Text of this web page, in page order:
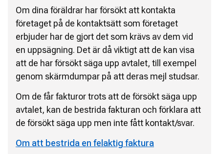
Om dina föräldrar har försökt att kontakta
företaget på de kontaktsätt som företaget
erbjuder har de gjort det som krävs av dem vid
en uppsägning. Det är då viktigt att de kan visa
att de har försökt säga upp avtalet, till exempel
genom skärmdumpar på att deras mejl studsar.
Om de får fakturor trots att de försökt säga upp
avtalet, kan de bestrida fakturan och förklara att
de försökt säga upp men inte fått kontakt/svar.
Om att bestrida en felaktig faktura